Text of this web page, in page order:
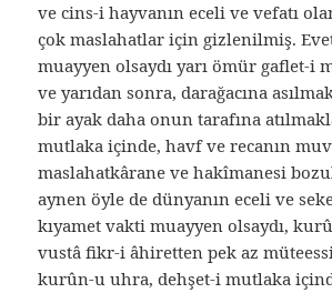
ve cins-i hayvanın eceli ve vefatı
çok maslahatlar için gizlenilmiş.
muayyen olsaydı yarı ömür gaflet-i
ve yarıdan sonra, darağacına
bir ayak daha onun tarafına
mutlaka içinde, havf ve recanın
maslahatkârane ve hakîmanesi
aynen öyle de dünyanın eceli ve
kıyamet vakti muayyen olsaydı,
vustâ fikr-i âhiretten pek az
kurûn-u uhra, dehşet-i mutlaka